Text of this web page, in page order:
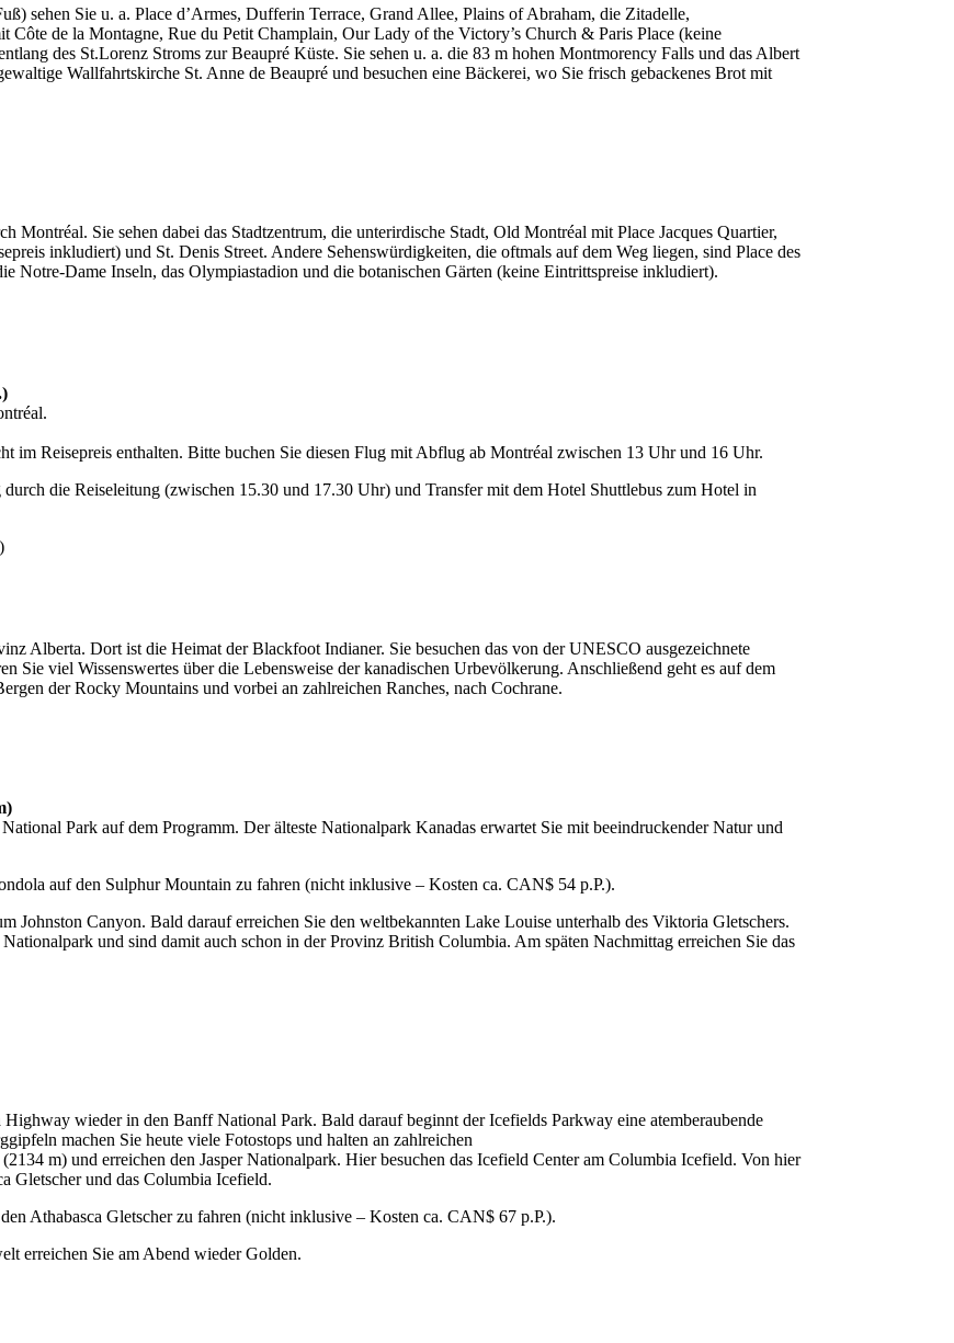
sehen Sie u. a. Place d’Armes, Dufferin Terrace, Grand Allee, Plains of Abraham, die Zitadelle,
Côte de la Montagne, Rue du Petit Champlain, Our Lady of the Victory’s Church & Paris Place (keine
des St.Lorenz Stroms zur Beaupré Küste. Sie sehen u. a. die 83 m hohen Montmorency Falls und das Albert
Wallfahrtskirche St. Anne de Beaupré und besuchen eine Bäckerei, wo Sie frisch gebackenes Brot mit
Montréal. Sie sehen dabei das Stadtzentrum, die unterirdische Stadt, Old Montréal mit Place Jacques Quartier,
inkludiert) und St. Denis Street. Andere Sehenswürdigkeiten, die oftmals auf dem Weg liegen, sind Place des
Notre-Dame Inseln, das Olympiastadion und die botanischen Gärten (keine Eintrittspreise inkludiert).
im Reisepreis enthalten. Bitte buchen Sie diesen Flug mit Abflug ab Montréal zwischen 13 Uhr und 16 Uhr.
die Reiseleitung (zwischen 15.30 und 17.30 Uhr) und Transfer mit dem Hotel Shuttlebus zum Hotel in
Alberta. Dort ist die Heimat der Blackfoot Indianer. Sie besuchen das von der UNESCO ausgezeichnete
Sie viel Wissenswertes über die Lebensweise der kanadischen Urbevölkerung. Anschließend geht es auf dem
der Rocky Mountains und vorbei an zahlreichen Ranches, nach Cochrane.
Park auf dem Programm. Der älteste Nationalpark Kanadas erwartet Sie mit beeindruckender Natur und
auf den Sulphur Mountain zu fahren (nicht inklusive – Kosten ca. CAN$ 54 p.P.).
Johnston Canyon. Bald darauf erreichen Sie den weltbekannten Lake Louise unterhalb des Viktoria Gletschers.
und sind damit auch schon in der Provinz British Columbia. Am späten Nachmittag erreichen Sie das
wieder in den Banff National Park. Bald darauf beginnt der Icefields Parkway eine atemberaubende
machen Sie heute viele Fotostops und halten an zahlreichen
m) und erreichen den Jasper Nationalpark. Hier besuchen das Icefield Center am Columbia Icefield. Von hier
Gletscher und das Columbia Icefield.
Athabasca Gletscher zu fahren (nicht inklusive – Kosten ca. CAN$ 67 p.P.).
erreichen Sie am Abend wieder Golden.